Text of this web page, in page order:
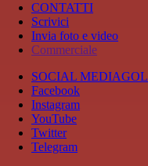
CONTATTI
Scrivici
Invia foto e video
Commerciale
SOCIAL MEDIAGOL
Facebook
Instagram
YouTube
Twitter
Telegram